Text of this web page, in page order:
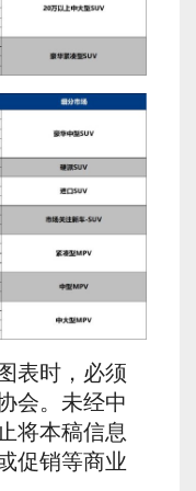
表时，必须
会。未经中
将本稿信息
促销等商业